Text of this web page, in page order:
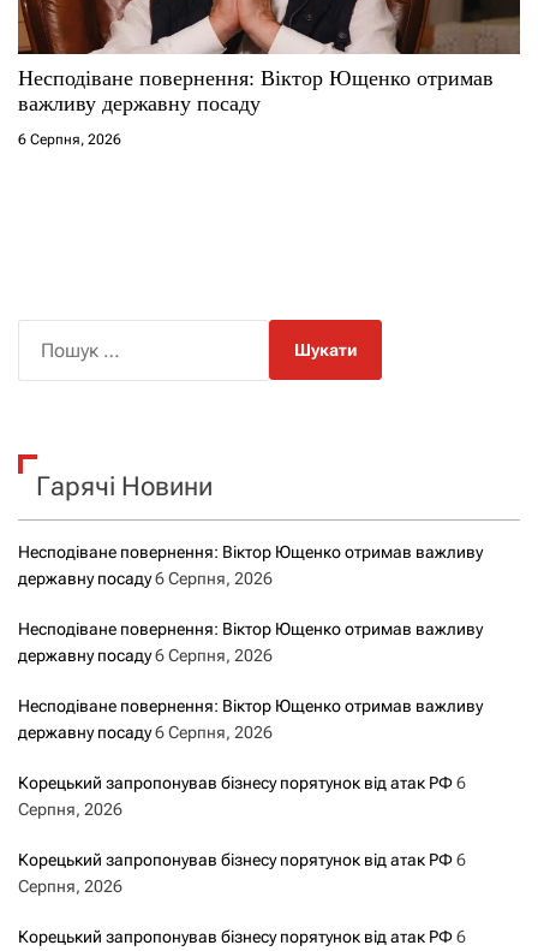
Несподіване повернення: Віктор Ющенко отримав
важливу державну посаду
6 Серпня, 2026
к
Гарячі Новини
Несподіване повернення: Віктор Ющенко отримав важливу
державну посаду6 Серпня, 2026
Несподіване повернення: Віктор Ющенко отримав важливу
державну посаду6 Серпня, 2026
Несподіване повернення: Віктор Ющенко отримав важливу
державну посаду6 Серпня, 2026
Корецький запропонував бізнесу порятунок від атак РФ6
Серпня, 2026
Корецький запропонував бізнесу порятунок від атак РФ6
Серпня, 2026
Корецький запропонував бізнесу порятунок від атак РФ6